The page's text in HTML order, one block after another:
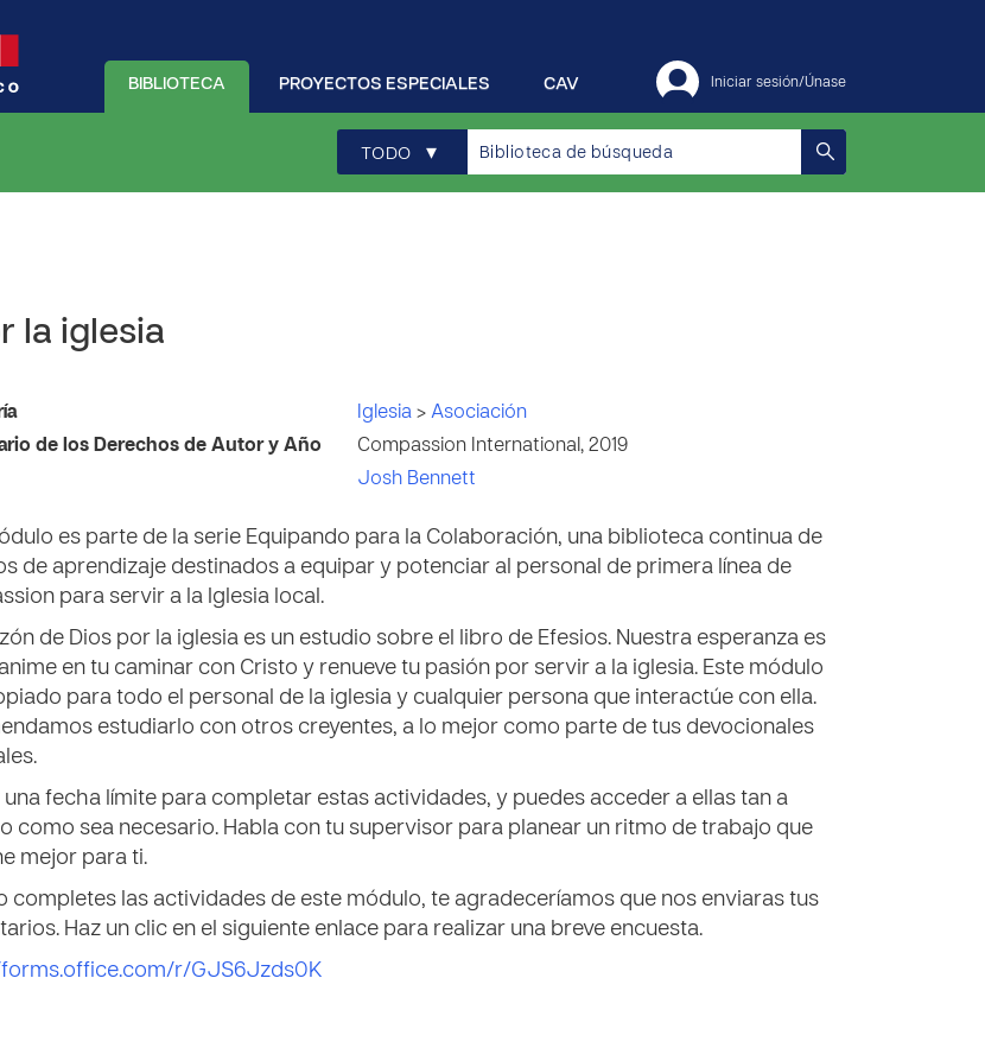
Iniciar sesión/Únase
CAV
PROYECTOS ESPECIALES
BIBLIOTECA
TODO ▾
la iglesia
Iglesia > Asociación
de los Derechos de Autor y Año
Compassion International, 2019
Josh Bennett
es parte de la serie Equipando para la Colaboración, una biblioteca continua de
de aprendizaje destinados a equipar y potenciar al personal de primera línea de
para servir a la Iglesia local.
de Dios por la iglesia es un estudio sobre el libro de Efesios. Nuestra esperanza es
en tu caminar con Cristo y renueve tu pasión por servir a la iglesia. Este módulo
para todo el personal de la iglesia y cualquier persona que interactúe con ella.
estudiarlo con otros creyentes, a lo mejor como parte de tus devocionales
una fecha límite para completar estas actividades, y puedes acceder a ellas tan a
como sea necesario. Habla con tu supervisor para planear un ritmo de trabajo que
mejor para ti.
completes las actividades de este módulo, te agradeceríamos que nos enviaras tus
Haz un clic en el siguiente enlace para realizar una breve encuesta.
r/GJS6Jzds0K